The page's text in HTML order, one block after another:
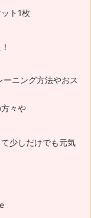
ト1枚
ニング方法やおス
々や
少しだけでも元気